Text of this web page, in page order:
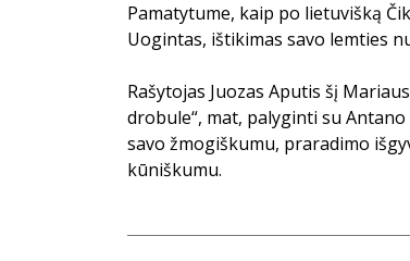
Pamatytume, kaip po lietuvišką
Uogintas, ištikimas savo lemties
Rašytojas Juozas Aputis šį
drobule“, mat, palyginti su
savo žmogiškumu, praradimo
kūniškumu.